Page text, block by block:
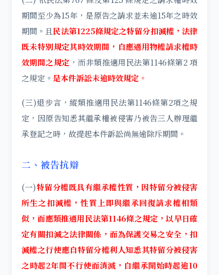
期間至少為15年，是原告之請求並未逾15年之時效
期間。且民法第1225條規定之特留分扣減權，法律
既未特別規定其時效期間，自應適用物權請求權時
效期間之規定 ，而非類推適用民法第1146條第2 項
之規定。 是本件訴訟未逾時效規定。
(三)退步言，縱類推適用民法第1146條第2項之規
定，因原告知悉其繼承權被侵害乃被告三人辦理繼
承登記之時，故提起本件訴訟尚無逾除斥期間。
二、被告抗辯
(一)特留分權既具有繼承權性質，因特留分被侵害
所生之扣減權，性質上即與繼承回復請求權相類
似，而應類推適用民法第1146條之規定，以早日確
定有關扣減之法律關係，而為保護交易之安全，扣
減權之行使應自特留分權利人知悉其特留分被侵害
之時起2年間不行使而消滅，自繼承開始時起逾10